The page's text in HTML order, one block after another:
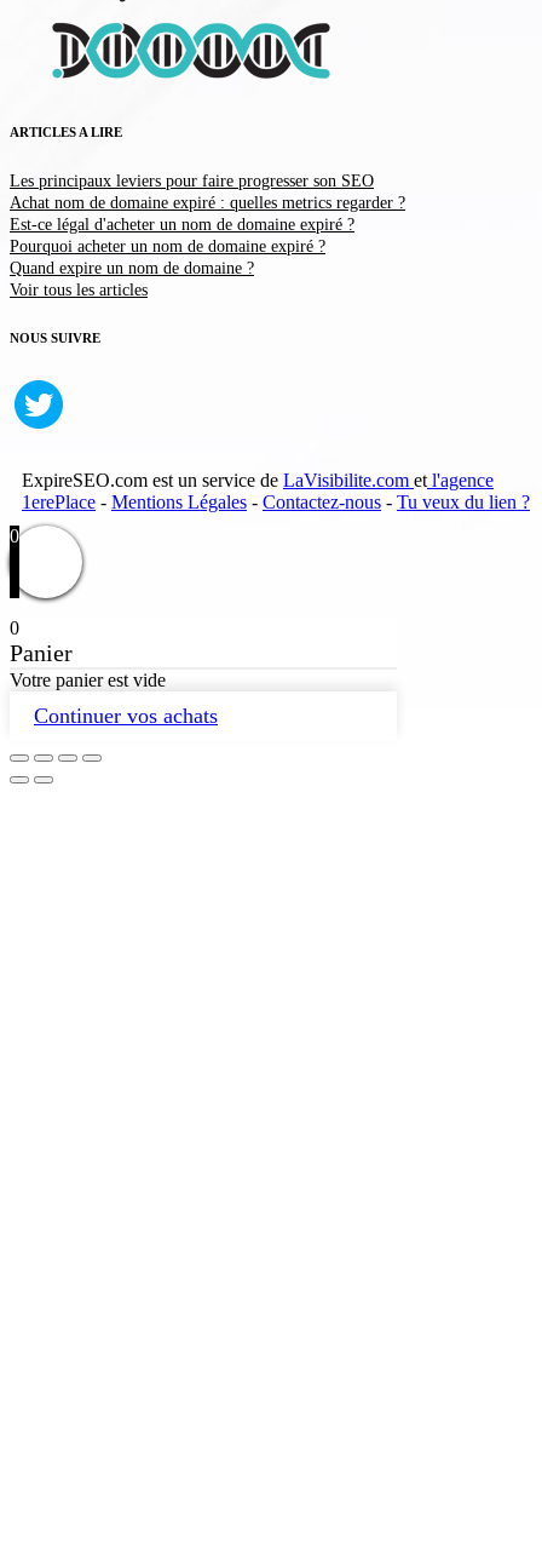
ARTICLES A LIRE
Les principaux leviers pour faire progresser son SEO
Achat nom de domaine expiré : quelles metrics regarder ?
Est-ce légal d'acheter un nom de domaine expiré ?
Pourquoi acheter un nom de domaine expiré ?
Quand expire un nom de domaine ?
Voir tous les articles
NOUS SUIVRE
ExpireSEO.com est un service de LaVisibilite.com et l'agence
1erePlace - Mentions Légales - Contactez-nous - Tu veux du lien ?
0
0
Panier
Votre panier est vide
Continuer vos achats